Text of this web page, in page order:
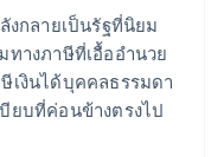
งกลายเป็นรัฐที่นิยม
างภาษีที่เอื้ออำนวย
เงินได้บุคคลธรรมดา
ยบที่ค่อนข้างตรงไป